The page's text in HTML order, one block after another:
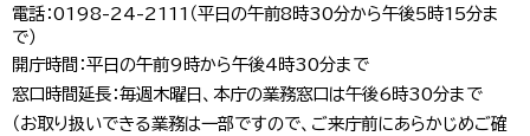
電話：0198-24-2111（平日の午前8時30分から午後5時15分ま
で）
開庁時間：平日の午前9時から午後4時30分まで
窓口時間延長：毎週木曜日、本庁の業務窓口は午後6時30分まで
（お取り扱いできる業務は一部ですので、ご来庁前にあらかじめご確